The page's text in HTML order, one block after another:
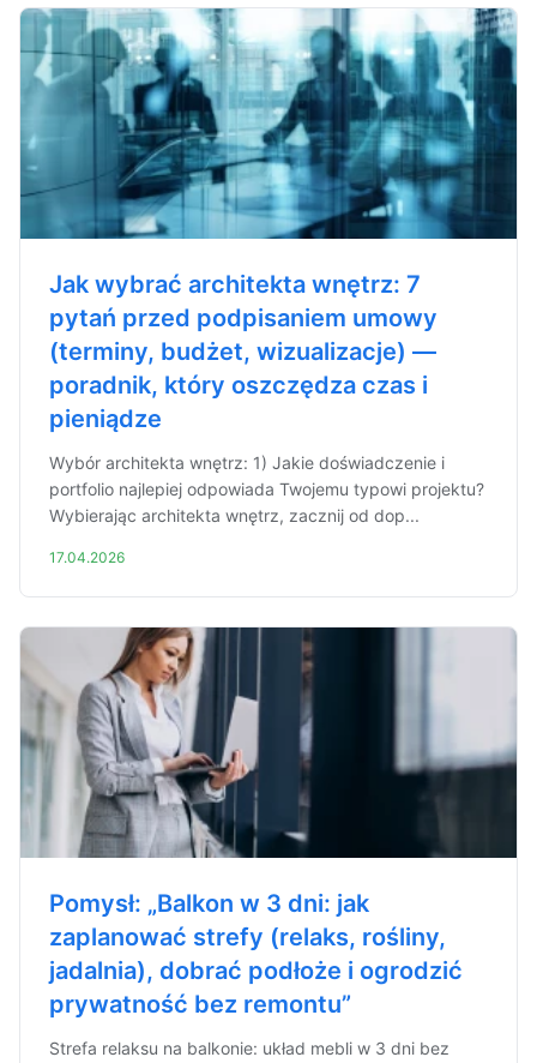
Jak wybrać architekta wnętrz: 7
pytań przed podpisaniem umowy
(terminy, budżet, wizualizacje) —
poradnik, który oszczędza czas i
pieniądze
Wybór architekta wnętrz: 1) Jakie doświadczenie i
portfolio najlepiej odpowiada Twojemu typowi projektu?
Wybierając architekta wnętrz, zacznij od dop...
17.04.2026
Pomysł: „Balkon w 3 dni: jak
zaplanować strefy (relaks, rośliny,
jadalnia), dobrać podłoże i ogrodzić
prywatność bez remontu”
Strefa relaksu na balkonie: układ mebli w 3 dni bez